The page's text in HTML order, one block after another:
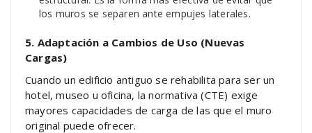
los muros se separen ante empujes laterales.
5. Adaptación a Cambios de Uso (Nuevas
Cargas)
Cuando un edificio antiguo se rehabilita para ser un
hotel, museo u oficina, la normativa (CTE) exige
mayores capacidades de carga de las que el muro
original puede ofrecer.